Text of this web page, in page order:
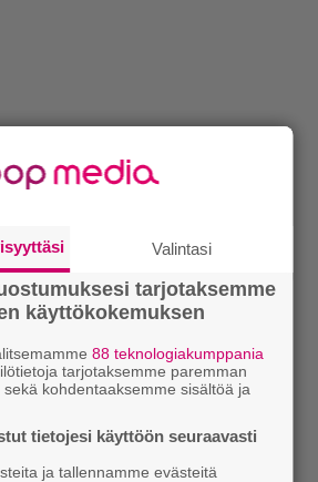
hartioihin, ja vaikka
tämä matka kuljetaan
Valintasi
tarjotaksemme
käyttökokemuksen
88 teknologiakumppania
tarjotaksemme paremman
kohdentaaksemme sisältöä ja
tietojesi käyttöön seuraavasti
ja tallennamme evästeitä